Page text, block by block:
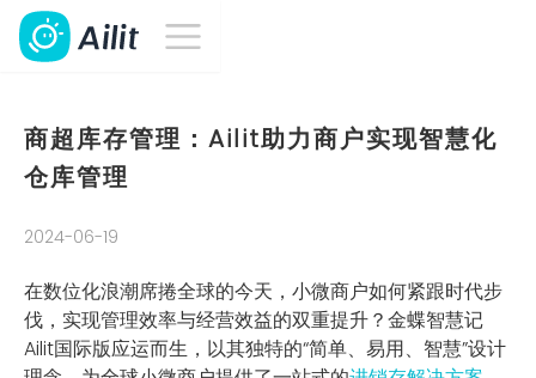
商超库存管理：Ailit助力商户实现智慧化
仓库管理
2024-06-19
在数位化浪潮席捲全球的今天，小微商户如何紧跟时代步
伐，实现管理效率与经营效益的双重提升？金蝶智慧记
Ailit国际版应运而生，以其独特的“简单、易用、智慧”设计